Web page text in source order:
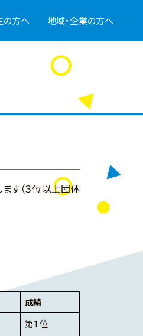
の方へ 地域・企業の方へ
す（３位以上団体
成績
第１位